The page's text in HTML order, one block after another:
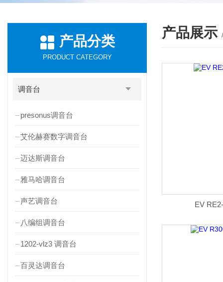
产品分类
PRODUCT CATEGORY
调音台
presonus调音台
艾伦赫赛数字调音台
迈达斯调音台
雅马哈调音台
声艺调音台
八编组调音台
1202-vlz3 调音台
百灵达调音台
产品展示
EV